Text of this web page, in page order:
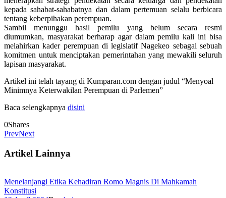
kepada sahabat-sahabatnya dan dalam pertemuan selalu berbicara
tentang keberpihakan perempuan.
Sambil menunggu hasil pemilu yang belum secara resmi
diumumkan, masyarakat berharap agar dalam pemilu kali ini bisa
melahirkan kader perempuan di legislatif Nagekeo sebagai sebuah
komitmen untuk menciptakan pemerintahan yang mewakili seluruh
lapisan masyarakat.
Artikel ini telah tayang di Kumparan.com dengan judul “Menyoal
Minimnya Keterwakilan Perempuan di Parlemen”
Baca selengkapnya disini
0Shares
PrevNext
Artikel Lainnya
Menelanjangi Etika Kehadiran Romo Magnis Di Mahkamah
Konstitusi